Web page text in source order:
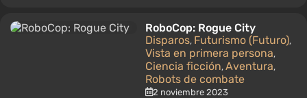
RoboCop: Rogue City
Disparos, Futurismo (Futuro),
Vista en primera persona,
Ciencia ficción, Aventura,
Robots de combate
2 noviembre 2023